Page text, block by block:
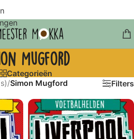
Mugford
Categorieën
/Simon Mugford Filters